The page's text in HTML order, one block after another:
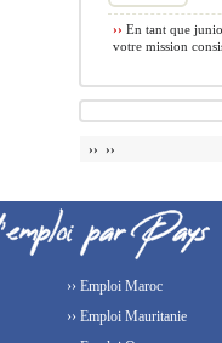
›› En tant que
votre mission
›› ››
›› Emploi Maroc
›› Emploi Mauritanie